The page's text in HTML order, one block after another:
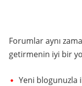
Forumlar aynı
getirmenin iyi bir
Yeni blogunuzla